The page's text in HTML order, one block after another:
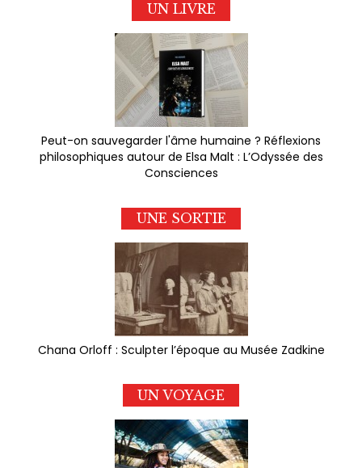
UN LIVRE
Peut-on sauvegarder l'âme humaine ? Réflexions
philosophiques autour de Elsa Malt : L’Odyssée des
Consciences
UNE SORTIE
Chana Orloff : Sculpter l’époque au Musée Zadkine
UN VOYAGE